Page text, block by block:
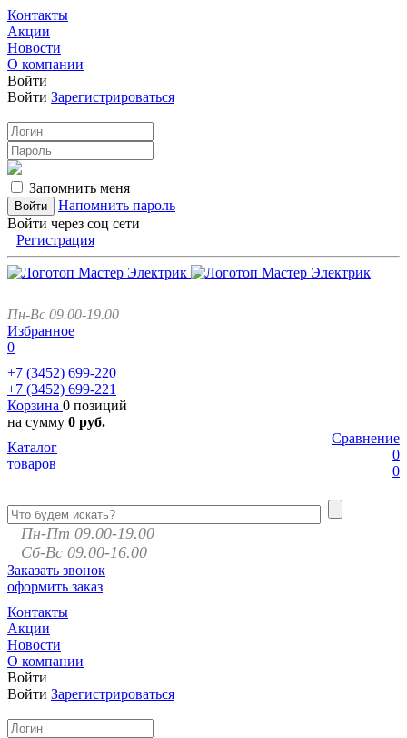
Контакты
Акции
Новости
О компании
Войти
Войти Зарегистрироваться
Запомнить меня
Напомнить пароль
Войти через соц сети
Регистрация
Пн-Вс 09.00-19.00
Избранное
0
+7 (3452) 699-220
+7 (3452) 699-221
Корзина 0 позиций
на сумму 0 руб.
Сравнение
0
0
Каталог
товаров
Пн-Пт 09.00-19.00
Сб-Вс 09.00-16.00
Заказать звонок
оформить заказ
Контакты
Акции
Новости
О компании
Войти
Войти Зарегистрироваться